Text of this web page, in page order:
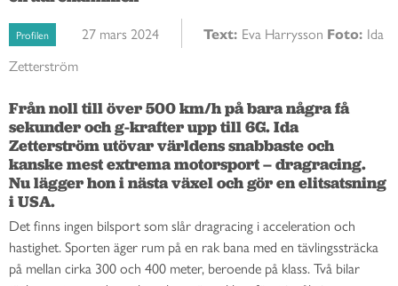
Profilen 27 mars 2024 Text: Eva Harrysson Foto: Ida
Zetterström
Från noll till över 500 km/h på bara några få
sekunder och g-krafter upp till 6G. Ida
Zetterström utövar världens snabbaste och
kanske mest extrema motorsport – dragracing.
Nu lägger hon i nästa växel och gör en elitsatsning
i USA.
Det finns ingen bilsport som slår dragracing i acceleration och
hastighet. Sporten äger rum på en rak bana med en tävlingssträcka
på mellan cirka 300 och 400 meter, beroende på klass. Två bilar